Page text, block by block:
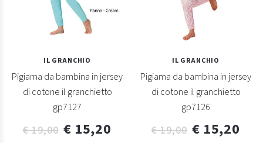
IL GRANCHIO
Pigiama da bambina in jersey
di cotone il granchietto
gp7127
€ 19,00 € 15,20
IL GRANCHIO
Pigiama da bambina in jersey
di cotone il granchietto
gp7126
€ 19,00 € 15,20